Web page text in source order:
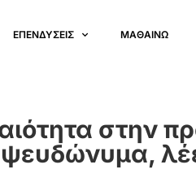
ΕΠΕΝΔΥΣΕΙΣ ΜΑΘΑΙΝΩ
στην
ψευδώνυμα,